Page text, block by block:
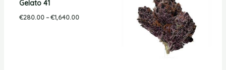
Gelato 41
€280.00 – €1,640.00